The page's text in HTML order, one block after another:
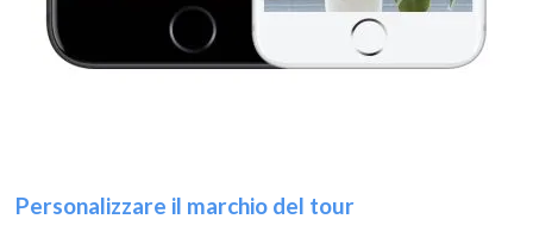
Personalizzare il marchio del tour